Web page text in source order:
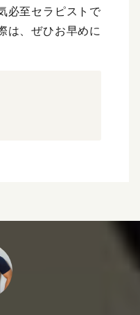
必至セラピストで
は、ぜひお早めに